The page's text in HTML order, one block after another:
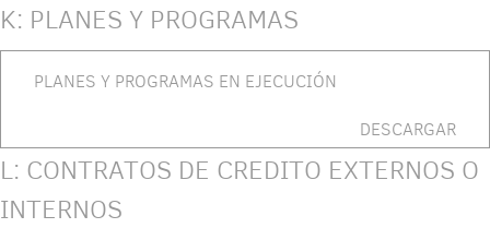
K: PLANES Y PROGRAMAS
PLANES Y PROGRAMAS EN EJECUCIÓN
DESCARGAR
L: CONTRATOS DE CREDITO EXTERNOS O
INTERNOS